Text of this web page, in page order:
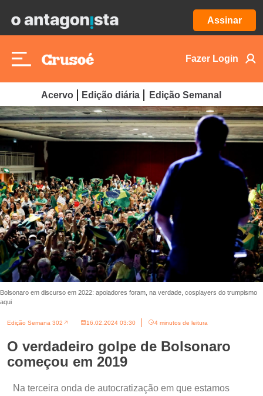
Assinar
Fazer Login
Acervo Edição diária Edição Semanal
Bolsonaro em discurso em 2022: apoiadores foram, na verdade, cosplayers do trumpismo
aqui
Edição Semana 302 16.02.2024 03:30 4 minutos de leitura
O verdadeiro golpe de Bolsonaro
começou em 2019
Na terceira onda de autocratização em que estamos